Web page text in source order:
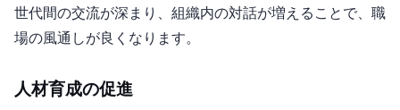
世代間の交流が深まり、組織内の対話が増えることで、職
場の風通しが良くなります。
人材育成の促進